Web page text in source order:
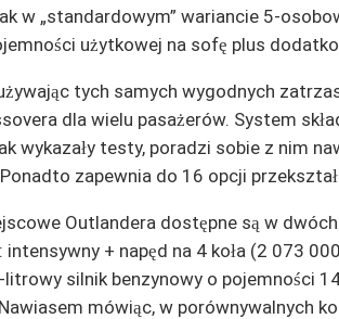
w „standardowym” wariancie 5-
użytkowej na sofę plus
tych samych wygodnych
dla wielu pasażerów. System
wykazały testy, poradzi sobie z nim
zapewnia do 16 opcji
Outlandera dostępne są w
intensywny + napęd na 4 koła (2 073
silnik benzynowy o pojemności
mówiąc, w porównywalnych